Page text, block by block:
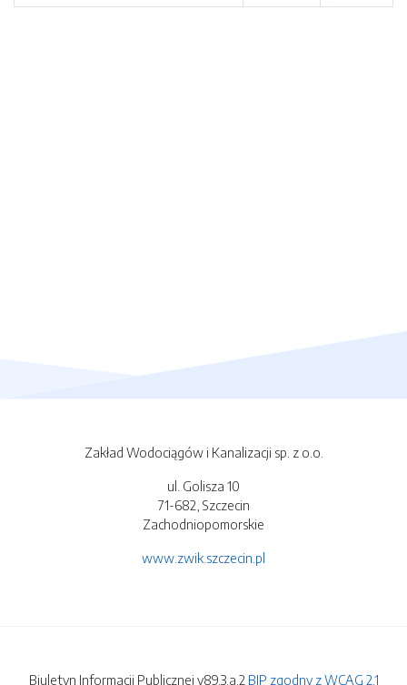
Zakład Wodociągów i Kanalizacji sp. z o.o.
ul. Golisza 10
71-682, Szczecin
Zachodniopomorskie
www.zwik.szczecin.pl
Biuletyn Informacji Publicznej v89.3.a.2 BIP zgodny z WCAG 2.1